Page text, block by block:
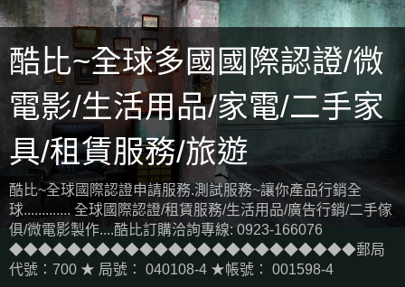
酷比~全球多國國際認證/微
電影/生活用品/家電/二手家
具/租賃服務/旅遊
酷比~全球國際認證申請服務.測試服務~讓你產品行銷全
球............. 全球國際認證/租賃服務/生活用品/廣告行銷/二手傢
俱/微電影製作....酷比訂購洽詢專線: 0923-166076
◆◆◆◆◆◆◆◆◆◆◆◆◆◆◆◆◆◆◆◆◆◆◆◆郵局
代號：700 ★ 局號： 040108-4 ★帳號： 001598-4